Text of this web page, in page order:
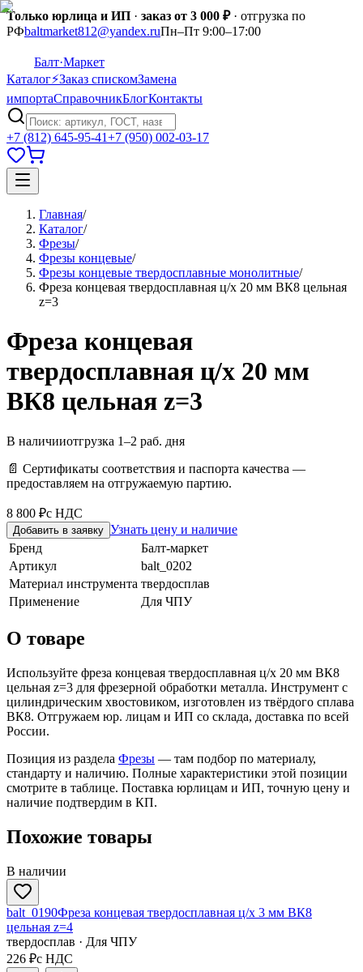
Только юрлица и ИП · заказ от 3 000 ₽· отгрузка по
РФbaltmarket812@yandex.ruПн–Пт 9:00–17:00
Балт·Маркет
Каталог⚡Заказ спискомЗамена
импортаСправочникБлогКонтакты
+7 (812) 645-95-41+7 (950) 002-03-17
Главная/
Каталог/
Фрезы/
Фрезы концевые/
Фрезы концевые твердосплавные монолитные/
Фреза концевая твердосплавная ц/х 20 мм ВК8 цельная
z=3
Фреза концевая
твердосплавная ц/х 20 мм
ВК8 цельная z=3
В наличииотгрузка 1–2 раб. дня
📄 Сертификаты соответствия и паспорта качества —
предоставляем на отгружаемую партию.
8 800 ₽с НДС
Добавить в заявку Узнать цену и наличие
Бренд
Балт-маркет
Артикул
balt_0202
Материал инструмента твердосплав
Применение
Для ЧПУ
О товаре
Используйте фреза концевая твердосплавная ц/х 20 мм ВК8
цельная z=3 для фрезерной обработки металла. Инструмент с
цилиндрическим хвостовиком, изготовлен из твёрдого сплава
ВК8. Отгружаем юр. лицам и ИП со склада, доставка по всей
России.
Позиция из раздела Фрезы — там подбор по материалу,
стандарту и наличию. Полные характеристики этой позиции
смотрите в таблице. Поставка юрлицам и ИП, точную цену и
наличие подтвердим в КП.
Похожие товары
В наличии
balt_0190Фреза концевая твердосплавная ц/х 3 мм ВК8
цельная z=4
твердосплав · Для ЧПУ
226 ₽с НДС